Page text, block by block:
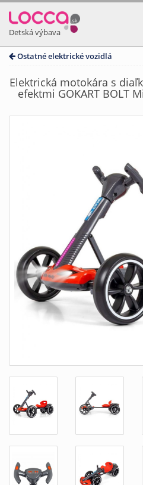
Detská výbava
Ostatné elektrické vozidlá
Elektrická motokára s
efektmi GOKART BOLT